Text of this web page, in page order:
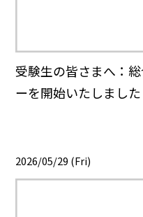
受験生の皆さまへ：
ーを開始いたしました
2026/05/29 (Fri)